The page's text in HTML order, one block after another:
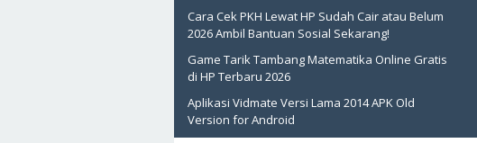
Cara Cek PKH Lewat HP Sudah Cair atau Belum
2026 Ambil Bantuan Sosial Sekarang!
Game Tarik Tambang Matematika Online Gratis
di HP Terbaru 2026
Aplikasi Vidmate Versi Lama 2014 APK Old
Version for Android